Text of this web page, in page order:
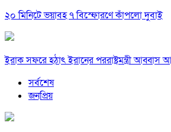
২০ মিনিটে ভয়াবহ ৭ বিস্ফোরণে কাঁপলো দুবাই
ইরাক সফরে হঠাৎ ইরানের পররাষ্ট্রমন্ত্রী আব্বাস
সর্বশেষ
জনপ্রিয়